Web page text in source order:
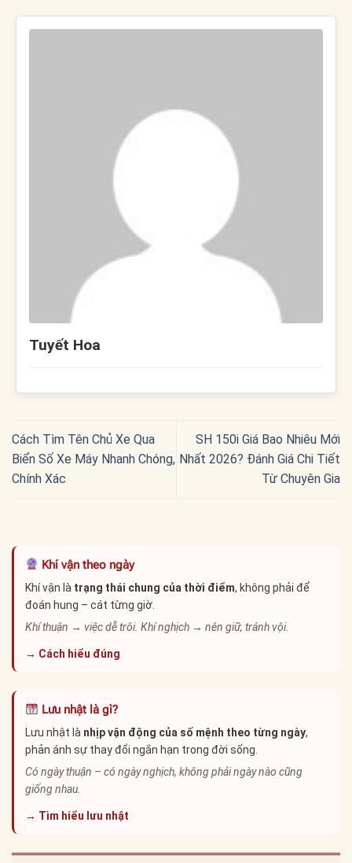
Tuyết Hoa
Cách Tìm Tên Chủ Xe Qua
Biển Số Xe Máy Nhanh Chóng,
Chính Xác
SH 150i Giá Bao Nhiêu Mới
Nhất 2026? Đánh Giá Chi Tiết
Từ Chuyên Gia
Khí vận theo ngày
Khí vận là trạng thái chung của thời điểm, không phải để
đoán hung – cát từng giờ.
Khí thuận → việc dễ trôi. Khí nghịch → nên giữ, tránh vội.
→ Cách hiểu đúng
Lưu nhật là gì?
Lưu nhật là nhịp vận động của số mệnh theo từng ngày,
phản ánh sự thay đổi ngắn hạn trong đời sống.
Có ngày thuận – có ngày nghịch, không phải ngày nào cũng
giống nhau.
→ Tìm hiểu lưu nhật